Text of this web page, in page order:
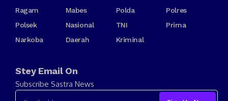
Ragam
Mabes Polda
Polres
Polsek
Nasional TNI
Prima
Narkoba
Daerah Kriminal
Stey Email On
Subscribe Sastra News